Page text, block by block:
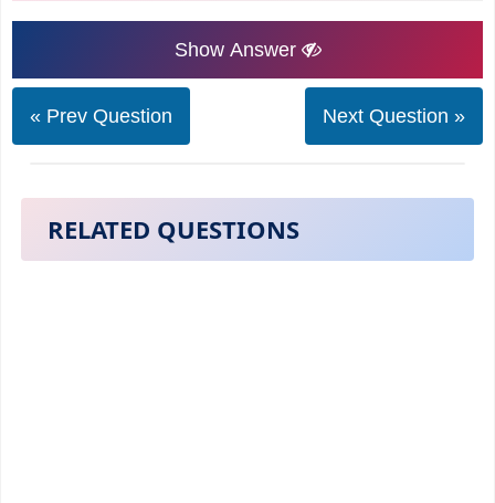
Show Answer
« Prev Question Next Question »
RELATED QUESTIONS